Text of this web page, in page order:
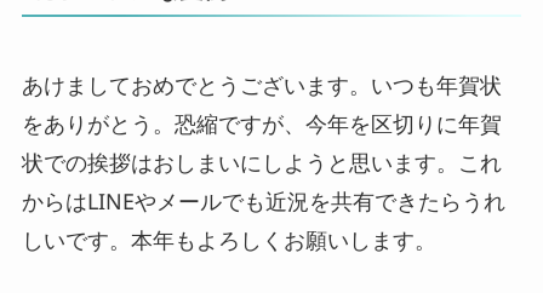
あけましておめでとうございます。いつも年賀状
をありがとう。恐縮ですが、今年を区切りに年賀
状での挨拶はおしまいにしようと思います。これ
からはLINEやメールでも近況を共有できたらうれ
しいです。本年もよろしくお願いします。